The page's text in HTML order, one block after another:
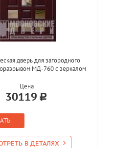
дверь для загородного
МД-760 с зеркалом
Цена
30119
В ДЕТАЛЯХ